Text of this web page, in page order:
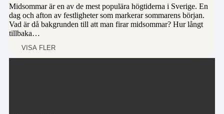
Midsommar är en av de mest populära högtiderna i Sverige. En
dag och afton av festligheter som markerar sommarens början.
Vad är då bakgrunden till att man firar midsommar? Hur långt
tillbaka…
VISA FLER